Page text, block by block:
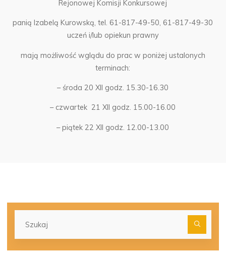
Rejonowej Komisji Konkursowej
panią Izabelą Kurowską, tel. 61-817-49-50, 61-817-49-30
uczeń i/lub opiekun prawny
mają możliwość wglądu do prac w poniżej ustalonych
terminach:
– środa 20 XII godz. 15.30-16.30
– czwartek 21 XII godz. 15.00-16.00
– piątek 22 XII godz. 12.00-13.00